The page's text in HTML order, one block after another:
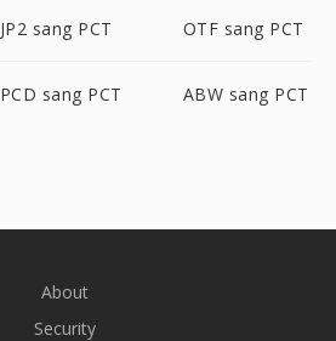
JP2 sang PCT OTF sang PCT
PCD sang PCT ABW sang PCT
About
Security